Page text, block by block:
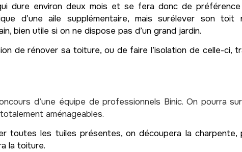
dure environ deux mois et se fera donc de
d’une aile supplémentaire, mais surélever son
bien utile si on ne dispose pas d’un grand jardin.
de rénover sa toiture, ou de faire l’isolation de celle-ci,
d’une équipe de professionnels Binic. On pourra
aménageables.
toutes les tuiles présentes, on découpera la charpente,
la toiture.